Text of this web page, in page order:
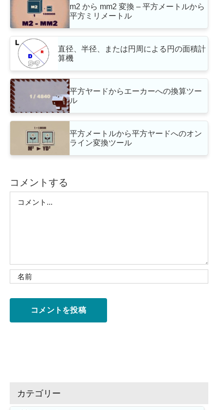
m2 から mm2 変換 – 平方メートルから
平方ミリメートル
直径、半径、または円周による円の面積計
算機
平方ヤードからエーカーへの換算ツー
ル
平方メートルから平方ヤードへのオン
ライン変換ツール
コメントする
カテゴリー